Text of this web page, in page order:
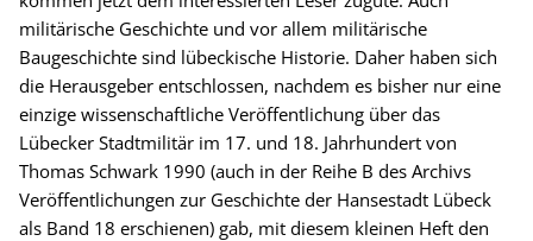
militärische Geschichte und vor allem militärische
Baugeschichte sind lübeckische Historie. Daher haben sich
die Herausgeber entschlossen, nachdem es bisher nur eine
einzige wissenschaftliche Veröffentlichung über das
Lübecker Stadtmilitär im 17. und 18. Jahrhundert von
Thomas Schwark 1990 (auch in der Reihe B des Archivs
Veröffentlichungen zur Geschichte der Hansestadt Lübeck
als Band 18 erschienen) gab, mit diesem kleinen Heft den